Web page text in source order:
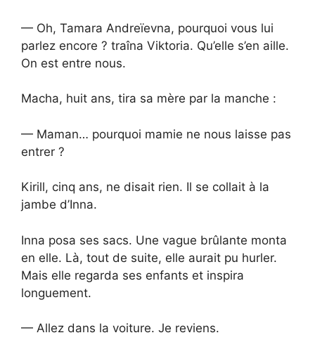
— Oh, Tamara Andreïevna, pourquoi vous lui
parlez encore ? traîna Viktoria. Qu’elle s’en aille.
On est entre nous.
Macha, huit ans, tira sa mère par la manche :
— Maman… pourquoi mamie ne nous laisse pas
entrer ?
Kirill, cinq ans, ne disait rien. Il se collait à la
jambe d’Inna.
Inna posa ses sacs. Une vague brûlante monta
en elle. Là, tout de suite, elle aurait pu hurler.
Mais elle regarda ses enfants et inspira
longuement.
— Allez dans la voiture. Je reviens.